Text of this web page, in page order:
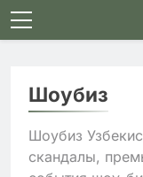
Skip
to
Шоубиз
Шоубиз
скандалы,